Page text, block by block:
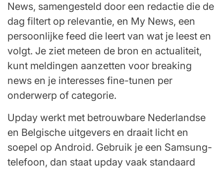
News, samengesteld door een redactie die de
dag filtert op relevantie, en My News, een
persoonlijke feed die leert van wat je leest en
volgt. Je ziet meteen de bron en actualiteit,
kunt meldingen aanzetten voor breaking
news en je interesses fine-tunen per
onderwerp of categorie.
Upday werkt met betrouwbare Nederlandse
en Belgische uitgevers en draait licht en
soepel op Android. Gebruik je een Samsung-
telefoon, dan staat upday vaak standaard